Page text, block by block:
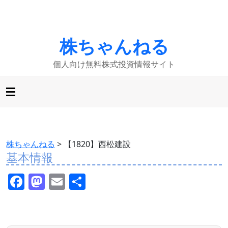
株ちゃんねる
個人向け無料株式投資情報サイト
株ちゃんねる > 【1820】西松建設
基本情報
F M E